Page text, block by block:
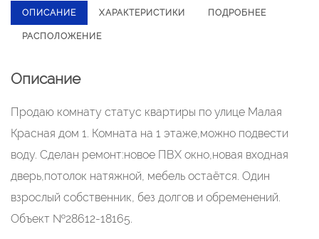
ОПИСАНИЕ ХАРАКТЕРИСТИКИ ПОДРОБНЕЕ
РАСПОЛОЖЕНИЕ
Описание
Продаю комнату статус квартиры по улице Малая
Красная дом 1. Комната на 1 этаже,можно подвести
воду. Сделан ремонт:новое ПВХ окно,новая входная
дверь,потолок натяжной, мебель остаётся. Один
взрослый собственник, без долгов и обременений.
Объект №28612-18165.